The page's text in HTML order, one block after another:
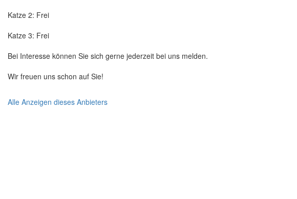
Katze 2: Frei
Katze 3: Frei
Bei Interesse können Sie sich gerne jederzeit bei uns melden.
Wir freuen uns schon auf Sie!
Alle Anzeigen dieses Anbieters